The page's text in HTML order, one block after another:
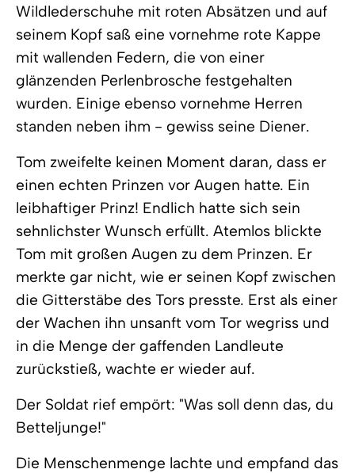
Wildlederschuhe mit roten Absätzen und auf
seinem Kopf saß eine vornehme rote Kappe
mit wallenden Federn, die von einer
glänzenden Perlenbrosche festgehalten
wurden. Einige ebenso vornehme Herren
standen neben ihm - gewiss seine Diener.
Tom zweifelte keinen Moment daran, dass er
einen echten Prinzen vor Augen hatte. Ein
leibhaftiger Prinz! Endlich hatte sich sein
sehnlichster Wunsch erfüllt. Atemlos blickte
Tom mit großen Augen zu dem Prinzen. Er
merkte gar nicht, wie er seinen Kopf zwischen
die Gitterstäbe des Tors presste. Erst als einer
der Wachen ihn unsanft vom Tor wegriss und
in die Menge der gaffenden Landleute
zurückstieß, wachte er wieder auf.
Der Soldat rief empört: "Was soll denn das, du
Betteljunge!"
Die Menschenmenge lachte und empfand das